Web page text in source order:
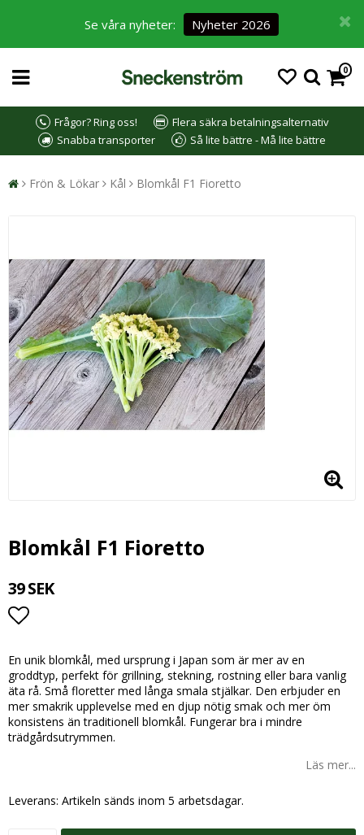
Se våra nyheter: Nyheter 2026
0
Frågor? Ring oss!
Flera säkra betalningsalternativ
Snabba transporter
Så lite bättre - Må lite bättre
Frön & Lökar Kål Blomkål F1 Fioretto
Blomkål F1 Fioretto
39 SEK
Lägg till i favoritlistan
En unik blomkål, med ursprung i Japan som är mer av en
groddtyp, perfekt för grillning, stekning, rostning eller bara vanlig
äta rå. Små floretter med långa smala stjälkar. Den erbjuder en
mer smakrik upplevelse med en djup nötig smak och mer öm
konsistens än traditionell blomkål. Fungerar bra i mindre
trädgårdsutrymmen.
Läs mer...
Leverans: Artikeln sänds inom 5 arbetsdagar.